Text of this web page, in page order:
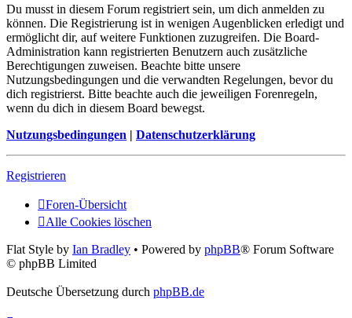
Du musst in diesem Forum registriert sein, um dich anmelden zu
können. Die Registrierung ist in wenigen Augenblicken erledigt und
ermöglicht dir, auf weitere Funktionen zuzugreifen. Die Board-
Administration kann registrierten Benutzern auch zusätzliche
Berechtigungen zuweisen. Beachte bitte unsere
Nutzungsbedingungen und die verwandten Regelungen, bevor du
dich registrierst. Bitte beachte auch die jeweiligen Forenregeln,
wenn du dich in diesem Board bewegst.
Nutzungsbedingungen | Datenschutzerklärung
Registrieren
Foren-Übersicht
Alle Cookies löschen
Flat Style by Ian Bradley • Powered by phpBB® Forum Software
© phpBB Limited
Deutsche Übersetzung durch phpBB.de